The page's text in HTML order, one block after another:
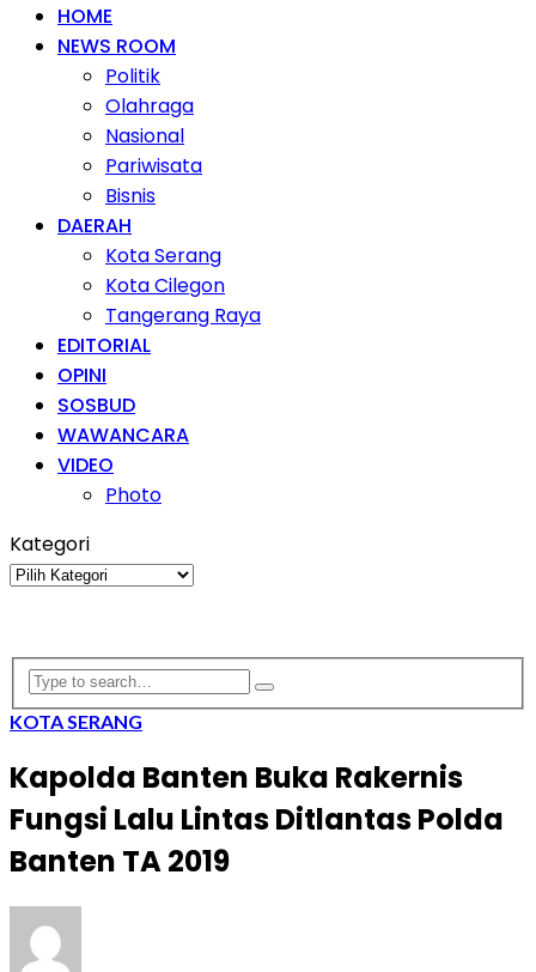
HOME
NEWS ROOM
Politik
Olahraga
Nasional
Pariwisata
Bisnis
DAERAH
Kota Serang
Kota Cilegon
Tangerang Raya
EDITORIAL
OPINI
SOSBUD
WAWANCARA
VIDEO
Photo
Kategori
Kategori
KOTA SERANG
Kapolda Banten Buka Rakernis
Fungsi Lalu Lintas Ditlantas Polda
Banten TA 2019